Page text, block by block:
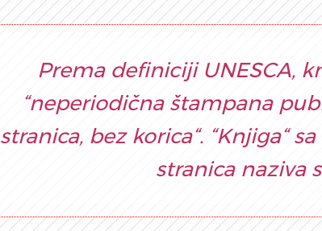
Prema definiciji UNESCA,
“neperiodična štampana
stranica, bez korica“. “Knjiga“
stranica naziva